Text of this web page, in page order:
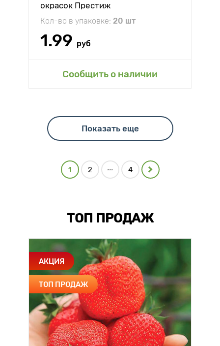
окрасок Престиж
Кол-во в упаковке: 20 шт
1.99 руб
Сообщить о наличии
Показать еще
1 2 ... 4
ТОП ПРОДАЖ
АКЦИЯ
ТОП ПРОДАЖ